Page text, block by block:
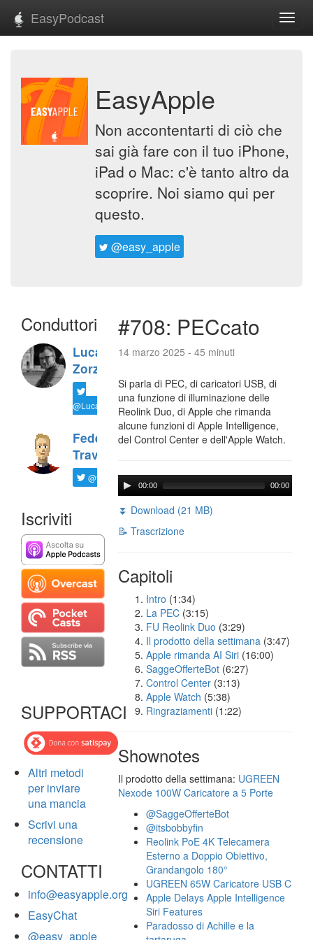
EasyPodcast
EasyApple
Non accontentarti di ciò che
sai già fare con il tuo iPhone,
iPad o Mac: c'è tanto altro da
scoprire. Noi siamo qui per
questo.
@easy_apple
Conduttori
Luca
Zorzi
@LucaTNT
Federico
Travaini
@ftrava
Iscriviti
SUPPORTACI
Altri metodi
per inviare
una mancia
Scrivi una
recensione
CONTATTI
info@easyapple.org
EasyChat
@easy_apple
#708: PECcato
14 marzo 2025 - 45 minuti
Si parla di PEC, di caricatori USB, di
una funzione di illuminazione delle
Reolink Duo, di Apple che rimanda
alcune funzioni di Apple Intelligence,
del Control Center e dell'Apple Watch.
00:00 00:00
⏬ Download (21 MB)
📝 Trascrizione
Capitoli
Intro (1:34)
La PEC (3:15)
FU Reolink Duo (3:29)
Il prodotto della settimana (3:47)
Apple rimanda AI Siri (16:00)
SaggeOfferteBot (6:27)
Control Center (3:13)
Apple Watch (5:38)
Ringraziamenti (1:22)
Shownotes
Il prodotto della settimana: UGREEN
Nexode 100W Caricatore a 5 Porte
@SaggeOfferteBot
@itsbobbyfin
Reolink PoE 4K Telecamera
Esterno a Doppio Obiettivo,
Grandangolo 180°
UGREEN 65W Caricatore USB C
Apple Delays Apple Intelligence
Siri Features
Paradosso di Achille e la